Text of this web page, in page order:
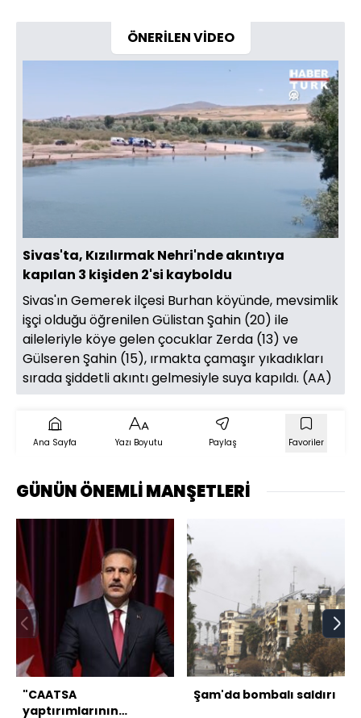
ÖNERİLEN VİDEO
Aç
Oynatma
Hızı
Sivas'ta, Kızılırmak Nehri'nde akıntıya
kapılan 3 kişiden 2'si kayboldu
Sivas'ın Gemerek ilçesi Burhan köyünde, mevsimlik
işçi olduğu öğrenilen Gülistan Şahin (20) ile
aileleriyle köye gelen çocuklar Zerda (13) ve
Gülseren Şahin (15), ırmakta çamaşır yıkadıkları
sırada şiddetli akıntı gelmesiyle suya kapıldı. (AA)
Ana Sayfa Yazı Boyutu Paylaş Favoriler
GÜNÜN ÖNEMLİ MANŞETLERİ
"CAATSA
yaptırımlarının
Şam'da bombalı saldırı